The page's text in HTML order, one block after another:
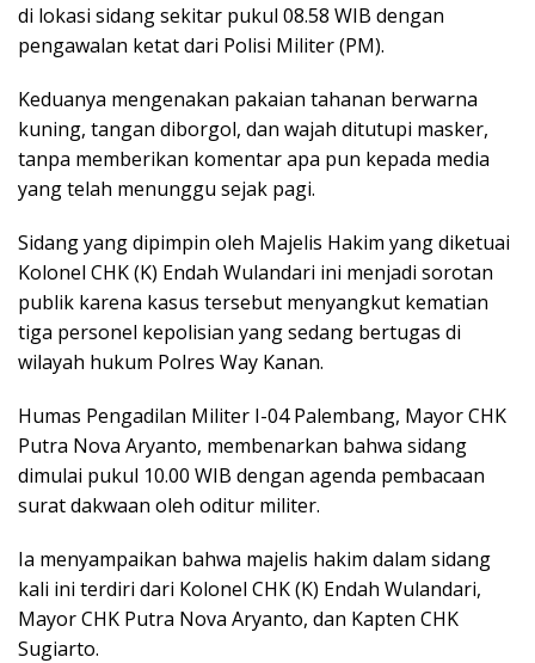
di lokasi sidang sekitar pukul 08.58 WIB dengan
pengawalan ketat dari Polisi Militer (PM).
Keduanya mengenakan pakaian tahanan berwarna
kuning, tangan diborgol, dan wajah ditutupi masker,
tanpa memberikan komentar apa pun kepada media
yang telah menunggu sejak pagi.
Sidang yang dipimpin oleh Majelis Hakim yang diketuai
Kolonel CHK (K) Endah Wulandari ini menjadi sorotan
publik karena kasus tersebut menyangkut kematian
tiga personel kepolisian yang sedang bertugas di
wilayah hukum Polres Way Kanan.
Humas Pengadilan Militer I-04 Palembang, Mayor CHK
Putra Nova Aryanto, membenarkan bahwa sidang
dimulai pukul 10.00 WIB dengan agenda pembacaan
surat dakwaan oleh oditur militer.
Ia menyampaikan bahwa majelis hakim dalam sidang
kali ini terdiri dari Kolonel CHK (K) Endah Wulandari,
Mayor CHK Putra Nova Aryanto, dan Kapten CHK
Sugiarto.